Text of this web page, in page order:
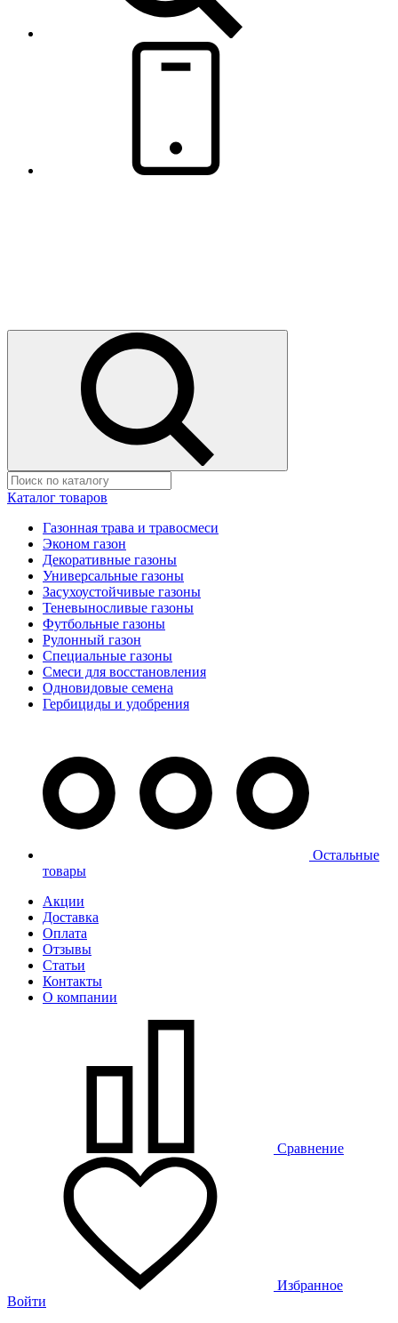
Каталог товаров
Газонная трава и травосмеси
Эконом газон
Декоративные газоны
Универсальные газоны
Засухоустойчивые газоны
Теневыносливые газоны
Футбольные газоны
Рулонный газон
Специальные газоны
Смеси для восстановления
Одновидовые семена
Гербициды и удобрения
Остальные
товары
Акции
Доставка
Оплата
Отзывы
Статьи
Контакты
О компании
Сравнение
Избранное
Войти